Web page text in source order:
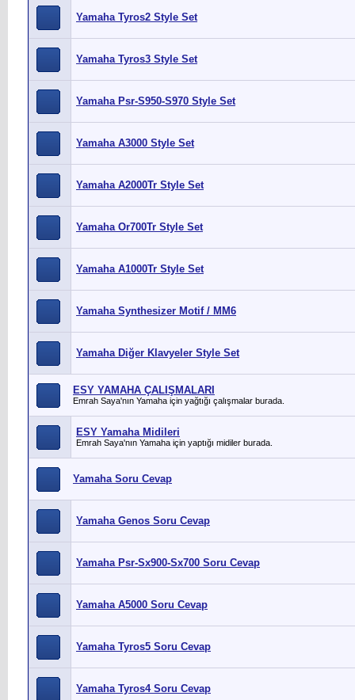
Yamaha Tyros2 Style Set
Yamaha Tyros3 Style Set
Yamaha Psr-S950-S970 Style Set
Yamaha A3000 Style Set
Yamaha A2000Tr Style Set
Yamaha Or700Tr Style Set
Yamaha A1000Tr Style Set
Yamaha Synthesizer Motif / MM6
Yamaha Diğer Klavyeler Style Set
ESY YAMAHA ÇALIŞMALARI
Emrah Saya'nın Yamaha için yağtığı çalışmalar burada.
ESY Yamaha Midileri
Emrah Saya'nın Yamaha için yaptığı midiler burada.
Yamaha Soru Cevap
Yamaha Genos Soru Cevap
Yamaha Psr-Sx900-Sx700 Soru Cevap
Yamaha A5000 Soru Cevap
Yamaha Tyros5 Soru Cevap
Yamaha Tyros4 Soru Cevap